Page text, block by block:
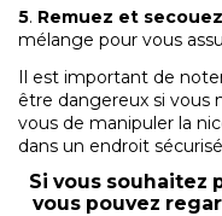
5. Remuez et secouez
mélange pour vous
Il est important de
être dangereux si vous
vous de manipuler la
dans un endroit
Si vous souhaitez
vous pouvez